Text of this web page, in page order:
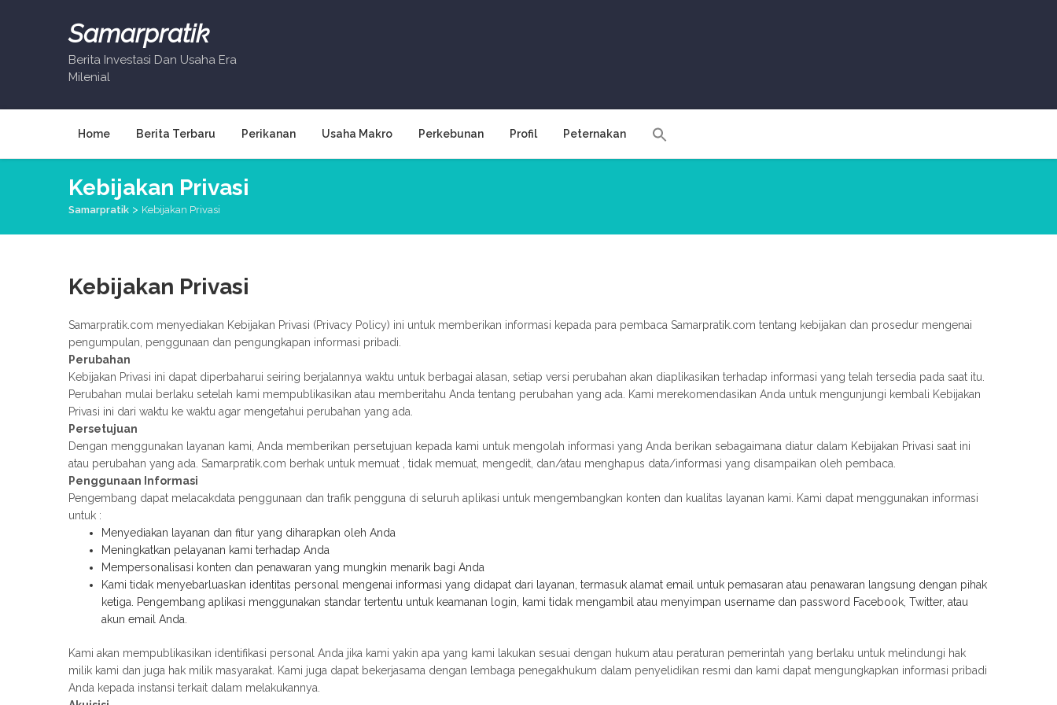
Samarpratik
Berita Investasi Dan Usaha Era
Milenial
Home Berita Terbaru Perikanan Usaha Makro Perkebunan Profil Peternakan
Kebijakan Privasi
Samarpratik > Kebijakan Privasi
Kebijakan Privasi
Samarpratik.com menyediakan Kebijakan Privasi (Privacy Policy) ini untuk memberikan informasi kepada para pembaca Samarpratik.com tentang kebijakan dan prosedur mengenai
pengumpulan, penggunaan dan pengungkapan informasi pribadi.
Perubahan
Kebijakan Privasi ini dapat diperbaharui seiring berjalannya waktu untuk berbagai alasan, setiap versi perubahan akan diaplikasikan terhadap informasi yang telah tersedia pada saat itu.
Perubahan mulai berlaku setelah kami mempublikasikan atau memberitahu Anda tentang perubahan yang ada. Kami merekomendasikan Anda untuk mengunjungi kembali Kebijakan
Privasi ini dari waktu ke waktu agar mengetahui perubahan yang ada.
Persetujuan
Dengan menggunakan layanan kami, Anda memberikan persetujuan kepada kami untuk mengolah informasi yang Anda berikan sebagaimana diatur dalam Kebijakan Privasi saat ini
atau perubahan yang ada. Samarpratik.com berhak untuk memuat , tidak memuat, mengedit, dan/atau menghapus data/informasi yang disampaikan oleh pembaca.
Penggunaan Informasi
Pengembang dapat melacakdata penggunaan dan trafik pengguna di seluruh aplikasi untuk mengembangkan konten dan kualitas layanan kami. Kami dapat menggunakan informasi
untuk :
Menyediakan layanan dan fitur yang diharapkan oleh Anda
Meningkatkan pelayanan kami terhadap Anda
Mempersonalisasi konten dan penawaran yang mungkin menarik bagi Anda
Kami tidak menyebarluaskan identitas personal mengenai informasi yang didapat dari layanan, termasuk alamat email untuk pemasaran atau penawaran langsung dengan pihak
ketiga. Pengembang aplikasi menggunakan standar tertentu untuk keamanan login, kami tidak mengambil atau menyimpan username dan password Facebook, Twitter, atau
akun email Anda.
Kami akan mempublikasikan identifikasi personal Anda jika kami yakin apa yang kami lakukan sesuai dengan hukum atau peraturan pemerintah yang berlaku untuk melindungi hak
milik kami dan juga hak milik masyarakat. Kami juga dapat bekerjasama dengan lembaga penegakhukum dalam penyelidikan resmi dan kami dapat mengungkapkan informasi pribadi
Anda kepada instansi terkait dalam melakukannya.